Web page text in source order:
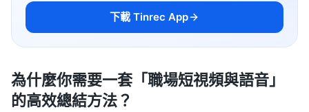
下載 Tinrec App
為什麼你需要一套「職場短視頻與語音」
的高效總結方法？